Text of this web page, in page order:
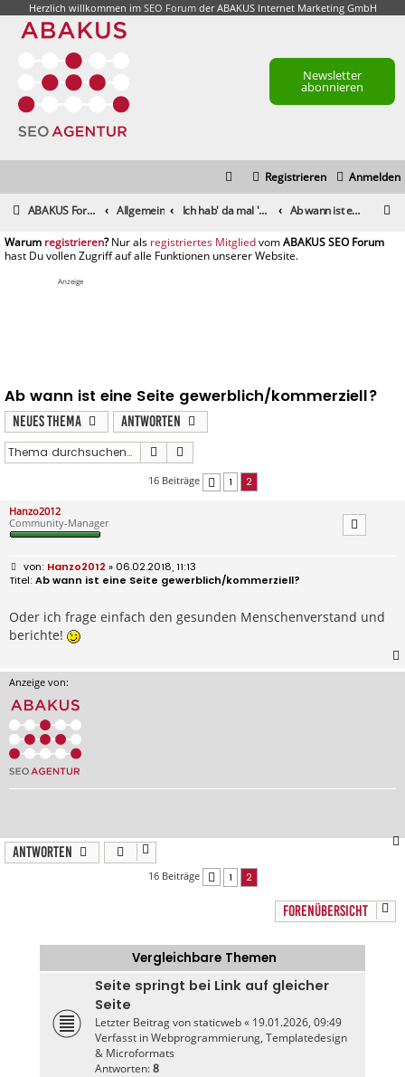
Herzlich willkommen im SEO Forumder ABAKUS Internet Marketing GmbH
Newsletter
abonnieren
Anmelden
Registrieren
ABAKUS Foren-Übersicht Allgemein Ich hab' da mal 'ne Frage Ab wann ist eine Seite gewerblich/kommerziell?
registrieren registriertes Mitglied
Anzeige
Ab wann ist eine Seite gewerblich/kommerziell?
Neues Thema
Antworten
Suche
16 Beiträge Vorherige
1 2
Hanzo2012
Community-Manager
B
e
r
a
g
Hanzo2012 » 06.02.2018, 11:13
Ab wann ist eine Seite gewerblich/kommerziell?
Oder ich frage einfach den gesunden Menschenverstand und
berichte!
Anzeige von:
Antworten
16 Beiträge Vorherige
1 2
FORENÜBERSICHT
Vergleichbare Themen
Seite springt bei Link auf gleicher
Seite
Letzter Beitrag vonstaticweb« 19.01.2026, 09:49
Verfasst inWebprogrammierung, Templatedesign
& Microformats
Antworten:8